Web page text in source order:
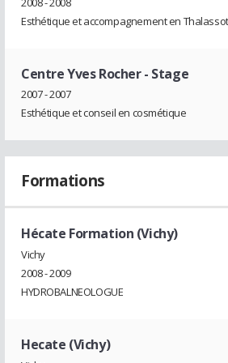
Esthétique et accompagnement en
Centre Yves Rocher- Stage
2007 - 2007
Esthétique et conseil en cosmétique
Formations
Hécate Formation (Vichy)
Vichy
2008 - 2009
HYDROBALNEOLOGUE
Hecate (Vichy)